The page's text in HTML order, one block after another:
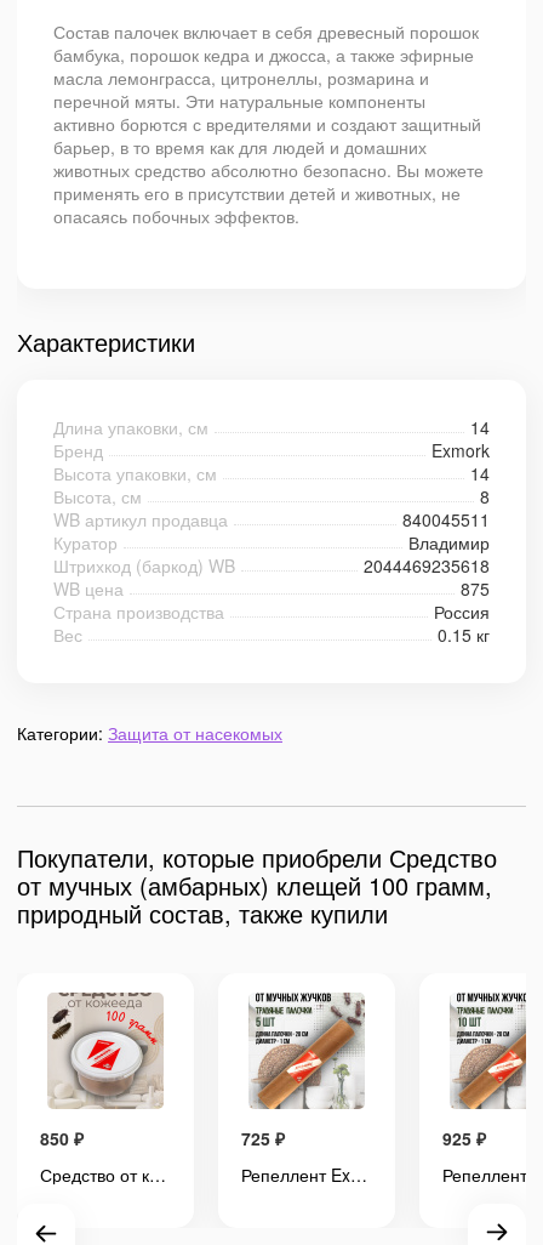
Состав палочек включает в себя древесный порошок
бамбука, порошок кедра и джосса, а также эфирные
масла лемонграсса, цитронеллы, розмарина и
перечной мяты. Эти натуральные компоненты
активно борются с вредителями и создают защитный
барьер, в то время как для людей и домашних
животных средство абсолютно безопасно. Вы можете
применять его в присутствии детей и животных, не
опасаясь побочных эффектов.
Характеристики
Длина упаковки, см
14
Бренд
Exmork
Высота упаковки, см
14
Высота, см
8
WB артикул продавца
840045511
Куратор
Владимир
Штрихкод (баркод) WB
2044469235618
WB цена
875
Страна производства
Россия
Вес
0.15 кг
Категории: Защита от насекомых
Покупатели, которые приобрели Средство
от мучных (амбарных) клещей 100 грамм,
природный состав, также купили
850 ₽
Средство от кожееда 100 грамм, природные компоненты, натуральный состав
725 ₽
Репеллент Exmork, средство для уничтожения мучных жучков мукоедов, 5 палочек по 28 см
925 ₽